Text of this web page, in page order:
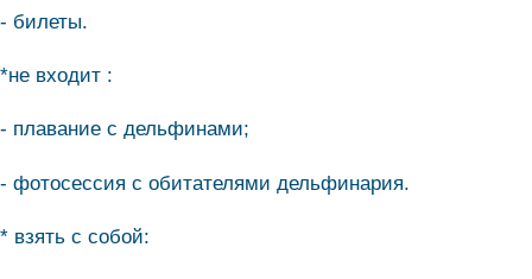
- билеты.
*не входит :
- плавание с дельфинами;
- фотосессия с обитателями дельфинария.
* взять с собой: